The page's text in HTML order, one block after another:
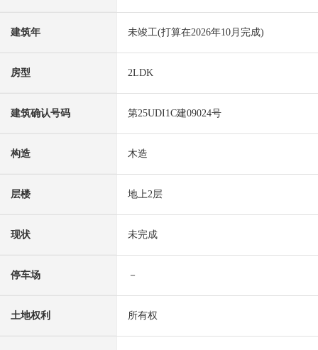
建筑年 未竣工(打算在2026年10月完成)
房型 2LDK
建筑确认号码 第25UDI1C建09024号
构造 木造
层楼 地上2层
现状 未完成
停车场 －
土地权利 所有权